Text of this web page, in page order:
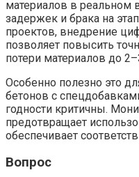
материалов в реальном
задержек и брака на
проектов, внедрение
позволяет повысить
потери материалов до
Особенно полезно это
бетонов с
годности критичны.
предотвращает
обеспечивает
Вопрос